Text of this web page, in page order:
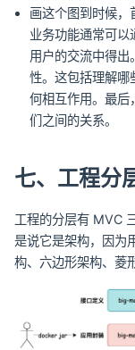
画这个图到时候，
业务功能通常可以
用户的交流中得出
性。这包括理解哪
何相互作用。最后
们之间的关系。
七、工程分
工程的分层有 MVC
是说它是架构，因为
构、六边形架构、菱